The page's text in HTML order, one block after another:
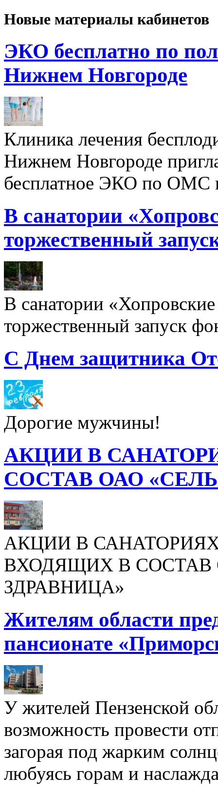
Новые материалы кабинетов
ЭКО бесплатно по
Нижнем Новгороде
Клиника лечения
Нижнем Новгороде
бесплатное ЭКО по ОМС
В санатории
торжественный
В санатории «Хопровские
торжественный запуск
С Днем защитника
Дорогие мужчины!
АКЦИИ В
СОСТАВ ОАО
АКЦИИ В
ВХОДЯЩИХ В СОСТАВ
ЗДРАВНИЦА»
Жителям области
пансионате
У жителей Пензенской
возможность провести
загорая под жарким
любуясь горам и